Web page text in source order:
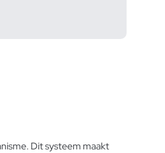
Dit systeem maakt